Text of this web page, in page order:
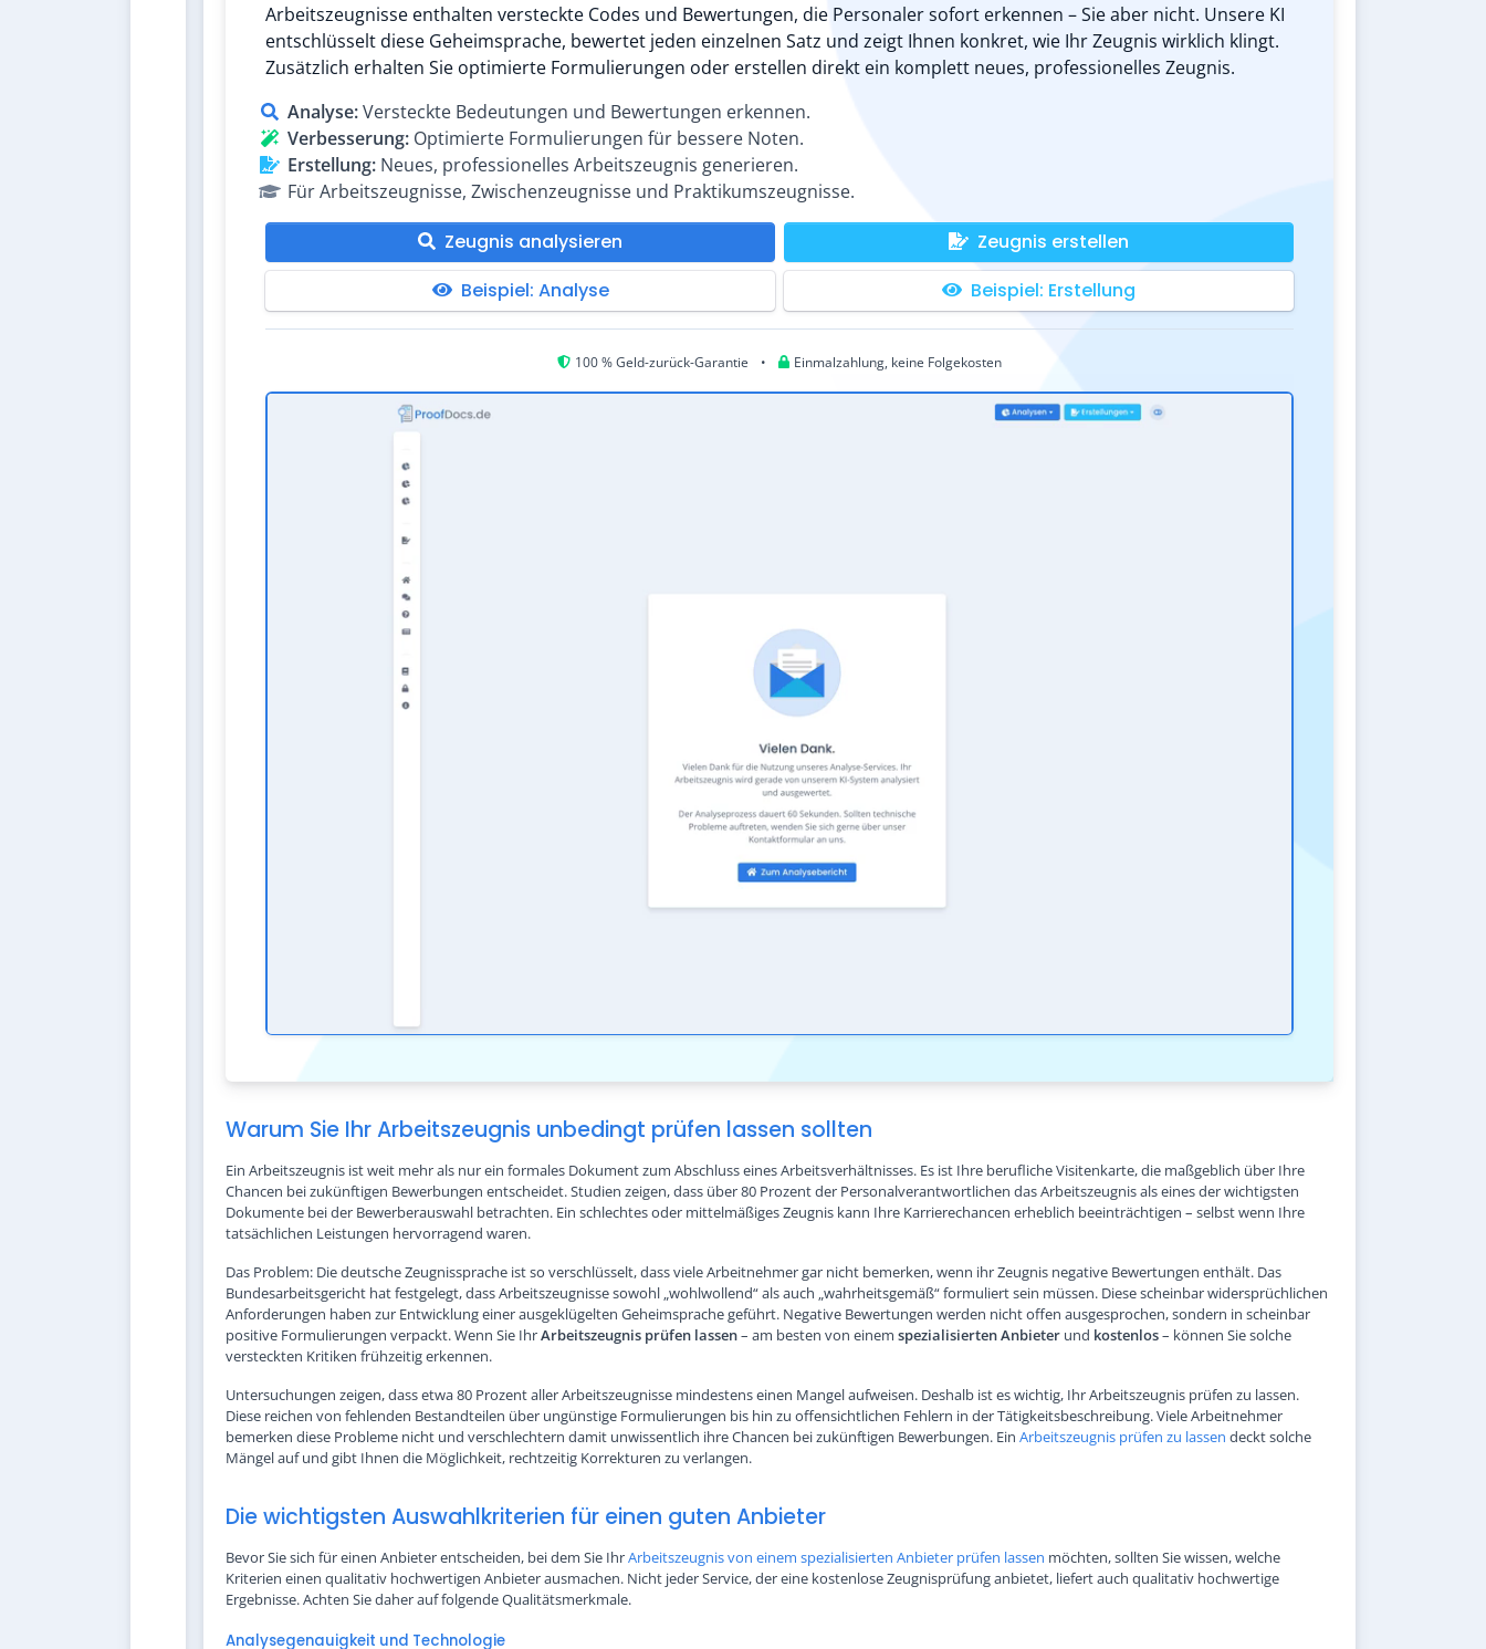
Arbeitszeugnisse enthalten versteckte Codes und Bewertungen, die Personaler sofort erkennen – Sie aber nicht. Unsere KI
entschlüsselt diese Geheimsprache, bewertet jeden einzelnen Satz und zeigt Ihnen konkret, wie Ihr Zeugnis wirklich klingt.
Zusätzlich erhalten Sie optimierte Formulierungen oder erstellen direkt ein komplett neues, professionelles Zeugnis.
Analyse:Versteckte Bedeutungen und Bewertungen erkennen.
Verbesserung: Optimierte Formulierungen für bessere Noten.
Erstellung: Neues, professionelles Arbeitszeugnis generieren.
Für Arbeitszeugnisse, Zwischenzeugnisse und Praktikumszeugnisse.
Zeugnis analysieren
Zeugnis erstellen
Beispiel: Analyse
Beispiel: Erstellung
100 % Geld-zurück-Garantie • Einmalzahlung, keine Folgekosten
Warum Sie Ihr Arbeitszeugnis unbedingt prüfen lassen sollten
Ein Arbeitszeugnis ist weit mehr als nur ein formales Dokument zum Abschluss eines Arbeitsverhältnisses. Es ist Ihre berufliche Visitenkarte, die maßgeblich über Ihre
Chancen bei zukünftigen Bewerbungen entscheidet. Studien zeigen, dass über 80 Prozent der Personalverantwortlichen das Arbeitszeugnis als eines der wichtigsten
Dokumente bei der Bewerberauswahl betrachten. Ein schlechtes oder mittelmäßiges Zeugnis kann Ihre Karrierechancen erheblich beeinträchtigen – selbst wenn Ihre
tatsächlichen Leistungen hervorragend waren.
Das Problem: Die deutsche Zeugnissprache ist so verschlüsselt, dass viele Arbeitnehmer gar nicht bemerken, wenn ihr Zeugnis negative Bewertungen enthält. Das
Bundesarbeitsgericht hat festgelegt, dass Arbeitszeugnisse sowohl „wohlwollend“ als auch „wahrheitsgemäß“ formuliert sein müssen. Diese scheinbar widersprüchlichen
Anforderungen haben zur Entwicklung einer ausgeklügelten Geheimsprache geführt. Negative Bewertungen werden nicht offen ausgesprochen, sondern in scheinbar
positive Formulierungen verpackt. Wenn Sie IhrArbeitszeugnis prüfen lassen– am besten von einem spezialisierten Anbieter und kostenlos– können Sie solche
versteckten Kritiken frühzeitig erkennen.
Untersuchungen zeigen, dass etwa 80 Prozent aller Arbeitszeugnisse mindestens einen Mangel aufweisen. Deshalb ist es wichtig, Ihr Arbeitszeugnis prüfen zu lassen.
Diese reichen von fehlenden Bestandteilen über ungünstige Formulierungen bis hin zu offensichtlichen Fehlern in der Tätigkeitsbeschreibung. Viele Arbeitnehmer
bemerken diese Probleme nicht und verschlechtern damit unwissentlich ihre Chancen bei zukünftigen Bewerbungen. Ein Arbeitszeugnis prüfen zu lassen deckt solche
Mängel auf und gibt Ihnen die Möglichkeit, rechtzeitig Korrekturen zu verlangen.
Die wichtigsten Auswahlkriterien für einen guten Anbieter
Bevor Sie sich für einen Anbieter entscheiden, bei dem Sie IhrArbeitszeugnis von einem spezialisierten Anbieter prüfen lassen möchten, sollten Sie wissen, welche
Kriterien einen qualitativ hochwertigen Anbieter ausmachen. Nicht jeder Service, der eine kostenlose Zeugnisprüfung anbietet, liefert auch qualitativ hochwertige
Ergebnisse. Achten Sie daher auf folgende Qualitätsmerkmale.
Analysegenauigkeit und Technologie